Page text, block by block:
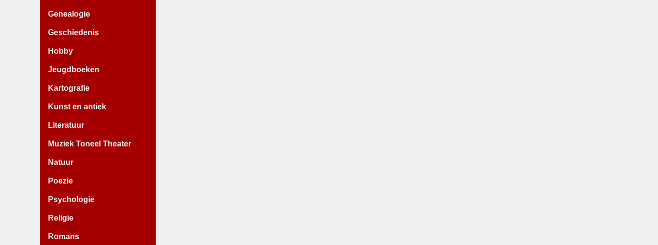
Genealogie
Geschiedenis
Hobby
Jeugdboeken
Kartografie
Kunst en antiek
Literatuur
Muziek Toneel Theater
Natuur
Poezie
Psychologie
Religie
Romans